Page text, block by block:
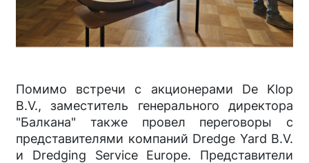
Помимо встречи с акционерами De Klop
B.V., заместитель генерального директора
"Балкана" также провел переговоры с
представителями компаний Dredge Yard B.V.
и Dredging Service Europe. Представители